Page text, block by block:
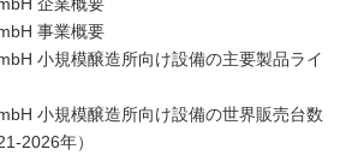
事業概要
小規模醸造所向け設備の主要製品ライ
小規模醸造所向け設備の世界販売台数
2026年）